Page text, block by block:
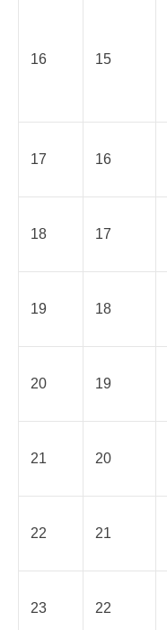
16 15
17 16
18 17
19 18
20 19
21 20
22 21
23 22